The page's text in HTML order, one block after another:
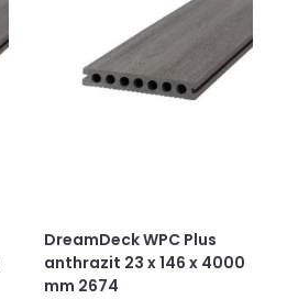
DreamDeck WPC Plus
anthrazit 23 x 146 x 4000
mm 2674